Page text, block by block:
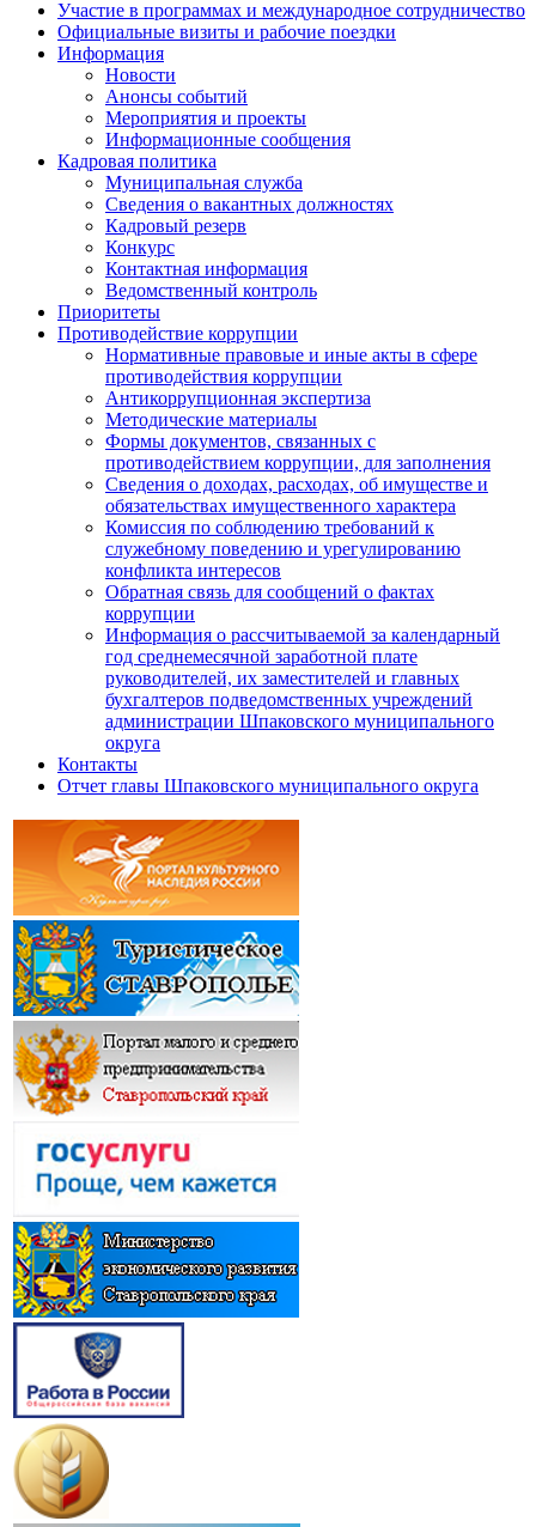
Участие в программах и международное сотрудничество
Официальные визиты и рабочие поездки
Информация
Новости
Анонсы событий
Мероприятия и проекты
Информационные сообщения
Кадровая политика
Муниципальная служба
Сведения о вакантных должностях
Кадровый резерв
Конкурс
Контактная информация
Ведомственный контроль
Приоритеты
Противодействие коррупции
Нормативные правовые и иные акты в сфере
противодействия коррупции
Антикоррупционная экспертиза
Методические материалы
Формы документов, связанных с
противодействием коррупции, для заполнения
Сведения о доходах, расходах, об имуществе и
обязательствах имущественного характера
Комиссия по соблюдению требований к
служебному поведению и урегулированию
конфликта интересов
Обратная связь для сообщений о фактах
коррупции
Информация о рассчитываемой за календарный
год среднемесячной заработной плате
руководителей, их заместителей и главных
бухгалтеров подведомственных учреждений
администрации Шпаковского муниципального
округа
Контакты
Отчет главы Шпаковского муниципального округа